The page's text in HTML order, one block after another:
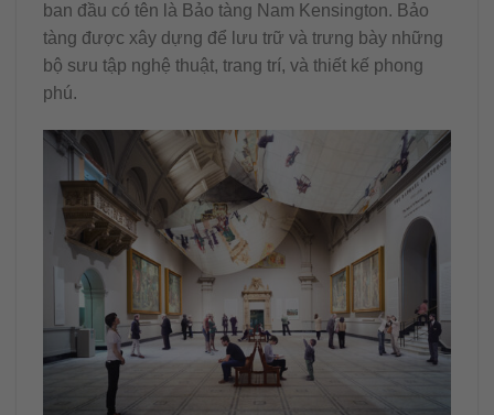
ban đầu có tên là Bảo tàng Nam Kensington. Bảo
tàng được xây dựng để lưu trữ và trưng bày những
bộ sưu tập nghệ thuật, trang trí, và thiết kế phong
phú.